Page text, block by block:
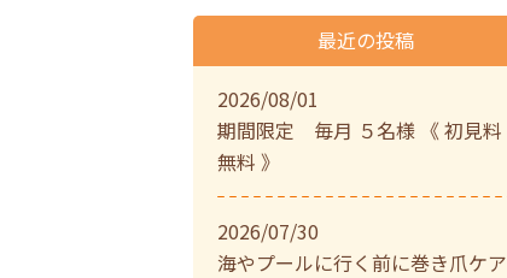
最近の投稿
2026/08/01
期間限定 毎月 ５名様 《 初見料
無料 》
2026/07/30
海やプールに行く前に巻き爪ケア